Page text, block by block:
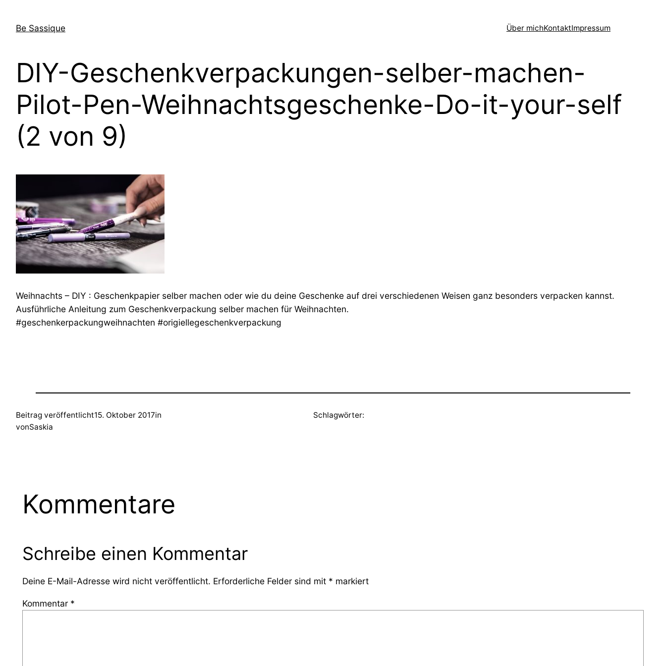
InhaltBe Sassique Über michKontaktImpressum
DIY-Geschenkverpackungen-selber-machen-
Pilot-Pen-Weihnachtsgeschenke-Do-it-your-self
(2 von 9)
Weihnachts – DIY : Geschenkpapier selber machen oder wie du deine Geschenke auf drei verschiedenen Weisen ganz besonders verpacken kannst.
Ausführliche Anleitung zum Geschenkverpackung selber machen für Weihnachten.
#geschenkerpackungweihnachten #origiellegeschenkverpackung
Beitrag veröffentlicht15. Oktober 2017in
vonSaskia
Schlagwörter:
Kommentare
Schreibe einen Kommentar
Deine E-Mail-Adresse wird nicht veröffentlicht. Erforderliche Felder sind mit * markiert
Kommentar *